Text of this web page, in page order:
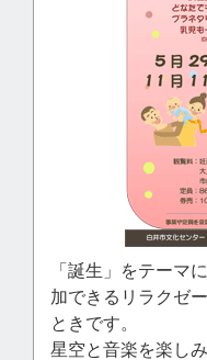
「誕生」をテーマ
加できるリラクゼ
ときです。
星空と音楽を楽し